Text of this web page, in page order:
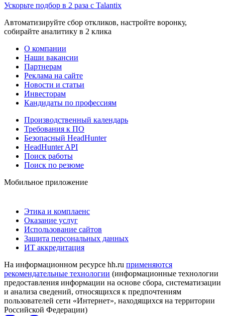
Ускорьте подбор в 2 раза с Talantix
Автоматизируйте сбор откликов, настройте воронку,
собирайте аналитику в 2 клика
О компании
Наши вакансии
Партнерам
Реклама на сайте
Новости и статьи
Инвесторам
Кандидаты по профессиям
Производственный календарь
Требования к ПО
Безопасный HeadHunter
HeadHunter API
Поиск работы
Поиск по резюме
Мобильное приложение
Этика и комплаенс
Оказание услуг
Использование сайтов
Защита персональных данных
ИТ аккредитация
На информационном ресурсе hh.ru применяются
рекомендательные технологии (информационные технологии
предоставления информации на основе сбора, систематизации
и анализа сведений, относящихся к предпочтениям
пользователей сети «Интернет», находящихся на территории
Российской Федерации)